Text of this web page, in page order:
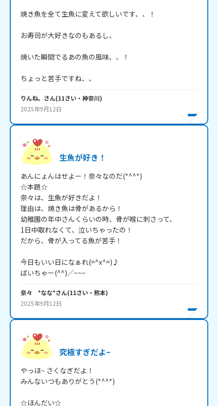
焼き魚を全て生魚に変えて欲しいです、、！
お寿司が大好きなのもあるし、
焼いた瞬間でるあの魚の風味、、！
ちょっと苦手ですね、、
りんね。 さん(11さい・ 神奈川)
2025年9月12日
生魚が好き！
あんにょんはせよー！奈々なのだ(*^^*)
☆本題☆
奈々は、生魚が好きだよ！
理由は、焼き魚は骨があるから！
幼稚園の年中さんくらいの時、骨が喉に刺さって、
1日中取れなくて、泣いちゃったの！
だから、骨が入ってる魚が苦手！
今日もいい日になぁれ(=^x^=)♪
ばいちゃー(^^)／~~~
奈々 *なな*さん(11さい・ 熊本)
2025年9月12日
究極すぎだよ~
やっほ~ さくなぎだよ！
みんないつもありがとう(*^^*)
☆ほんだい☆